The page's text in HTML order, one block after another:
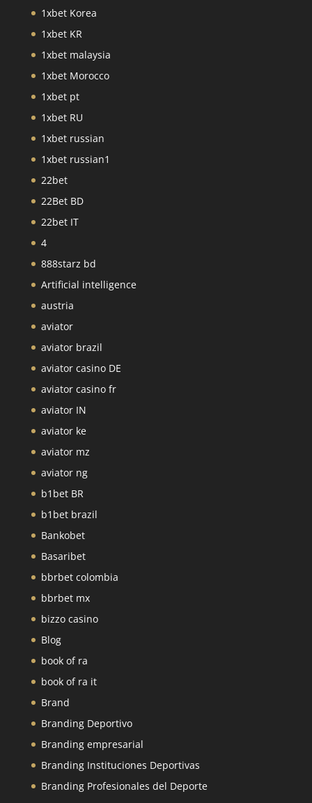
1xbet Korea
1xbet KR
1xbet malaysia
1xbet Morocco
1xbet pt
1xbet RU
1xbet russian
1xbet russian1
22bet
22Bet BD
22bet IT
4
888starz bd
Artificial intelligence
austria
aviator
aviator brazil
aviator casino DE
aviator casino fr
aviator IN
aviator ke
aviator mz
aviator ng
b1bet BR
b1bet brazil
Bankobet
Basaribet
bbrbet colombia
bbrbet mx
bizzo casino
Blog
book of ra
book of ra it
Brand
Branding Deportivo
Branding empresarial
Branding Instituciones Deportivas
Branding Profesionales del Deporte